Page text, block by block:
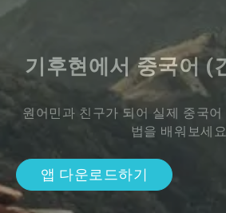
기후현에서 중국어 (
원어민과 친구가 되어 실제 중국
법을 배워보세요
앱 다운로드하기